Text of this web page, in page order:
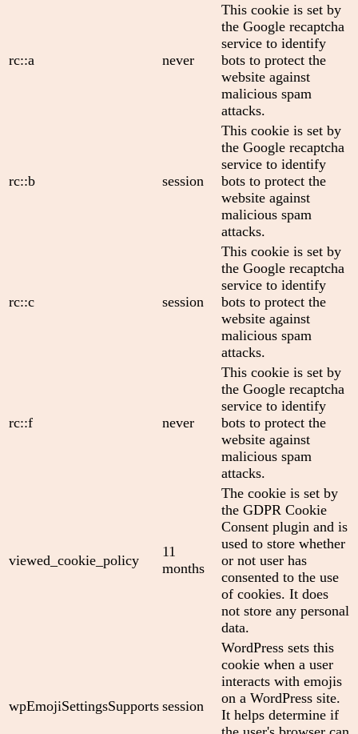
rc::a never
This cookie is set by
the Google recaptcha
service to identify
bots to protect the
website against
malicious spam
attacks.
rc::b session
This cookie is set by
the Google recaptcha
service to identify
bots to protect the
website against
malicious spam
attacks.
rc::c session
This cookie is set by
the Google recaptcha
service to identify
bots to protect the
website against
malicious spam
attacks.
rc::f never
This cookie is set by
the Google recaptcha
service to identify
bots to protect the
website against
malicious spam
attacks.
viewed_cookie_policy
11
months
The cookie is set by
the GDPR Cookie
Consent plugin and is
used to store whether
or not user has
consented to the use
of cookies. It does
not store any personal
data.
wpEmojiSettingsSupports session
WordPress sets this
cookie when a user
interacts with emojis
on a WordPress site.
It helps determine if